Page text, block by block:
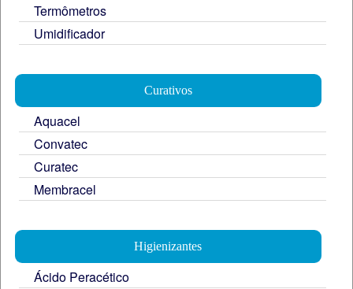
Termômetros
Umidificador
Curativos
Aquacel
Convatec
Curatec
Membracel
Higienizantes
Ácido Peracético